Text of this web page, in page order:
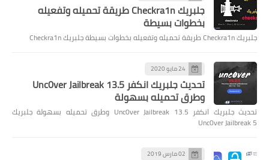
جلبريك Checkra1n طريقة تحميله وتفعيله
بخطوات بسيطة
جلبريك Checkra1n طريقة تحميله وتفعيله بخطوات بسيطة جلبريك Checkra1n
24 مايو 2020
تحديث جلبريك انكفر Unc0ver Jailbreak 13.5
وطرق تحميله بسهولة
تحديث جلبريك انكفر Unc0ver Jailbreak 13.5 وطرق تحميله بسهولة جلبريك
Unc0ver Jailbreak 5
02 مارس 2019